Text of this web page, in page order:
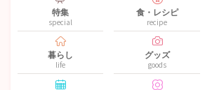
特集
special
食・レシピ
recipe
暮らし
life
グッズ
goods